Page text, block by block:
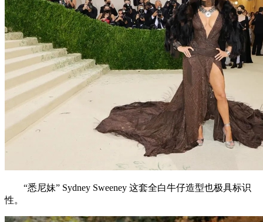
“悉尼妹” Sydney Sweeney 这套全白牛仔造型也极具标识
性。